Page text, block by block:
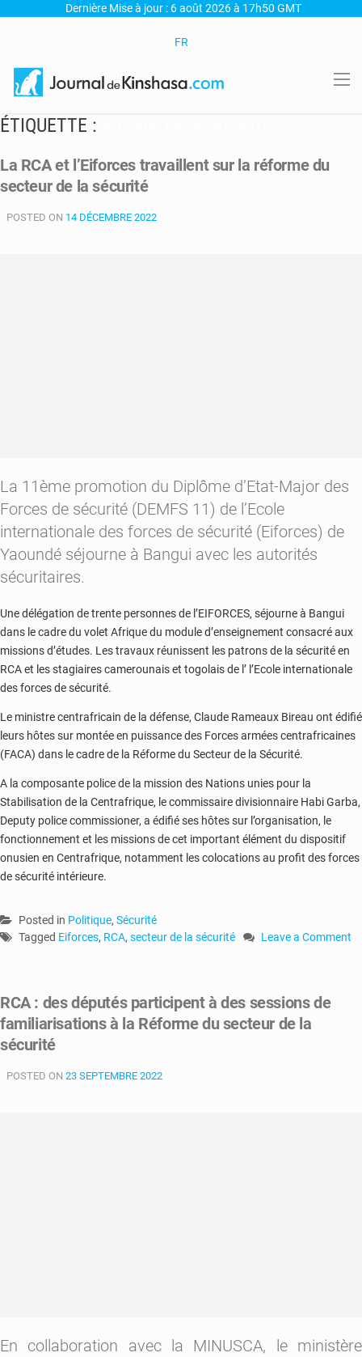
Dernière Mise à jour : 6 août 2026 à 17h50 GMT
FR
ÉTIQUETTE :
La RCA et l’Eiforces travaillent sur la réforme du
secteur de la sécurité
POSTED ON 14 DÉCEMBRE 2022
La 11ème promotion du Diplôme d’Etat-Major des
Forces de sécurité (DEMFS 11) de l’Ecole
internationale des forces de sécurité (Eiforces) de
Yaoundé séjourne à Bangui avec les autorités
sécuritaires.
Une délégation de trente personnes de l’EIFORCES, séjourne à Bangui
dans le cadre du volet Afrique du module d’enseignement consacré aux
missions d’études. Les travaux réunissent les patrons de la sécurité en
RCA et les stagiaires camerounais et togolais de l’ l’Ecole internationale
des forces de sécurité.
Le ministre centrafricain de la défense, Claude Rameaux Bireau ont édifié
leurs hôtes sur montée en puissance des Forces armées centrafricaines
(FACA) dans le cadre de la Réforme du Secteur de la Sécurité.
A la composante police de la mission des Nations unies pour la
Stabilisation de la Centrafrique, le commissaire divisionnaire Habi Garba,
Deputy police commissioner, a édifié ses hôtes sur l’organisation, le
fonctionnement et les missions de cet important élément du dispositif
onusien en Centrafrique, notamment les colocations au profit des forces
de sécurité intérieure.
Posted in Politique, Sécurité
Tagged Eiforces, RCA, secteur de la sécurité
Leave a Comment
et
l’Eiforces
RCA : des députés participent à des sessions de
familiarisations à la Réforme du secteur de la
sécurité
POSTED ON 23 SEPTEMBRE 2022
En collaboration avec la MINUSCA, le ministère